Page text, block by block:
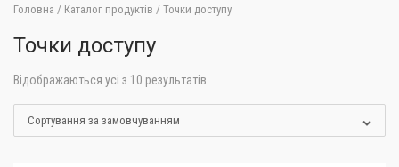
Головна / Каталог продуктів / Точки доступу
Точки доступу
Відображаються усі з 10 результатів
Сортування за замовчуванням